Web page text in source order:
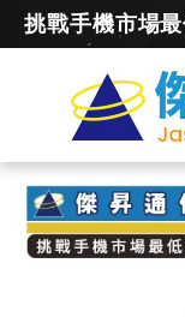
挑戰手機市場